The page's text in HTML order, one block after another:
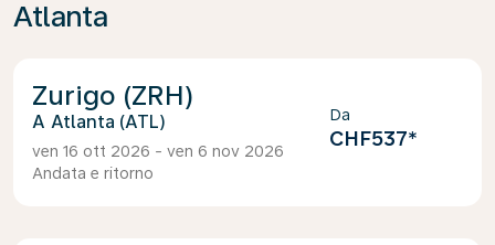
Atlanta
Zurigo (ZRH)
Atlanta (ATL)
ven 16 ott 2026 - ven 6 nov 2026
Andata e ritorno
Da
CHF537*